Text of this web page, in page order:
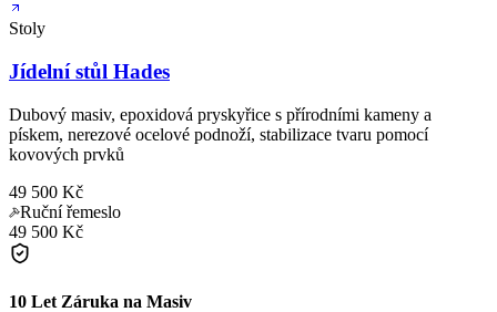
Stoly
Jídelní stůl Hades
Dubový masiv, epoxidová pryskyřice s přírodními kameny a
pískem, nerezové ocelové podnoží, stabilizace tvaru pomocí
kovových prvků
49 500 Kč
Ruční řemeslo
49 500 Kč
10 Let Záruka na Masiv